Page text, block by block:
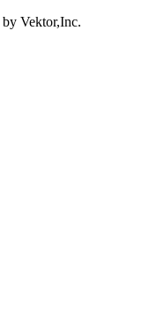
by Vektor,Inc.